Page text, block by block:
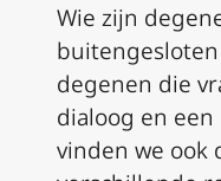
Wie zijn
buitengesloten
degenen die
dialoog en
vinden we ook